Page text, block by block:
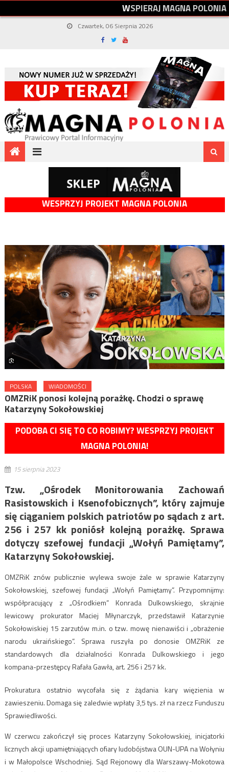
WSPIERAJMAGNAPOLONIA
Czwartek, 06 Sierpnia 2026
WESPRZYJ PROJEKT MAGNA POLONIA
POLSKA WIADOMOŚCI
OMZRiK ponosi kolejną porażkę. Chodzi o sprawę
Katarzyny Sokołowskiej
PODOBA CI SIĘ TO CO ROBIMY? WESPRZYJ PROJEKT
MAGNA POLONIA!
15 sierpnia 2023
Tzw. „Ośrodek Monitorowania Zachowań
Rasistowskich i Ksenofobicznych”, który zajmuje
się ciąganiem polskich patriotów po sądach z art.
256 i 257 kk poniósł kolejną porażkę. Sprawa
dotyczy szefowej fundacji „Wołyń Pamiętamy”,
Katarzyny Sokołowskiej.
OMZRiK znów publicznie wylewa swoje żale w sprawie Katarzyny
Sokołowskiej, szefowej fundacji „Wołyń Pamiętamy”. Przypomnijmy:
współpracujący z „Ośrodkiem” Konrada Dulkowskiego, skrajnie
lewicowy prokurator Maciej Młynarczyk, przedstawił Katarzynie
Sokołowiskiej 15 zarzutów m.in. o tzw. mowę nienawiści i „obrażenie
narodu ukraińskiego”. Sprawa ruszyła po donosie OMZRiK ze
standardowych dla działalności Konrada Dulkowskiego i jego
kompana-przestępcy Rafała Gawła, art. 256 i 257 kk.
Prokuratura ostatnio wycofała się z żądania kary więzienia w
zawieszeniu. Domaga się zaledwie wpłaty 3,5 tys. zł na rzecz Funduszu
Sprawiedliwości.
W czerwcu zakończył się proces Katarzyny Sokołowskiej, inicjatorki
licznych akcji upamiętniających ofiary ludobójstwa OUN-UPA na Wołyniu
i w Małopolsce Wschodniej. Sąd Rejonowy dla Warszawy-Mokotowa